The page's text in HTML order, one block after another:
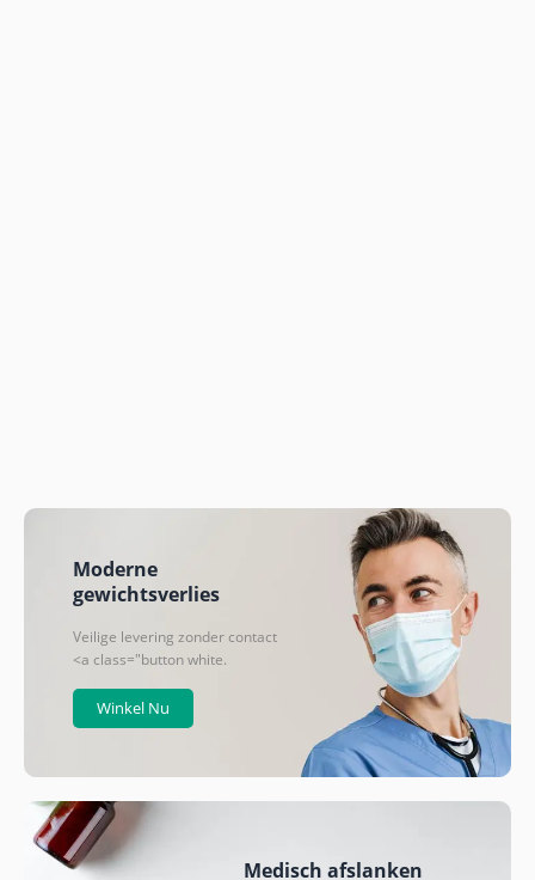
Moderne
gewichtsverlies
Veilige levering zonder contact
<a class="button white.
Winkel Nu
Medisch afslanken